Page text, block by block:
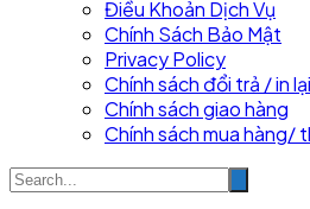
Điều Khoản Dịch Vụ
Chính Sách Bảo Mật
Privacy Policy
Chính sách đổi trả / in
Chính sách giao hàng
Chính sách mua hàng/